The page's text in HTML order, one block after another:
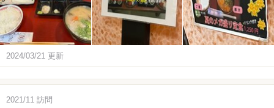
2024/03/21 更新
2021/11 訪問